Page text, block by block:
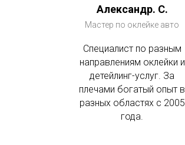
Александр. С.
Мастер по оклейке авто
Специалист по разным
направлениям оклейки и
детейлинг-услуг. За
плечами богатый опыт в
разных областях с 2005
года.